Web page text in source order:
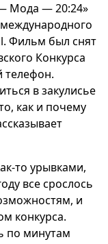
Мода — 20:24»
Фильм был снят
Конкурса
в закулисье
как и почему
то урывками,
все срослось
и
конкурса.
по минутам